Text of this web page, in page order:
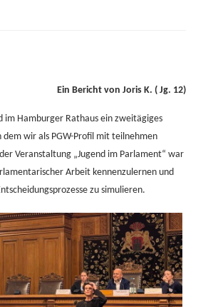
Ein Bericht von Joris K. ( Jg. 12)
im Hamburger Rathaus ein zweitägiges
dem wir als PGW-Profil mit teilnehmen
Veranstaltung „Jugend im Parlament“ war
Arbeit kennenzulernen und
zu simulieren.